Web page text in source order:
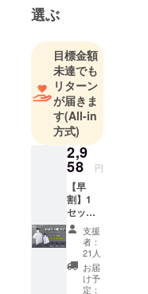
ることが大
これからは
より多くの
方に様々な
分野のテッ
ク製品、面
白い製品及
びオリジナ
ル製品をご
紹介してい
きたいと思
います。皆
様日々の暮
らしが少し
でも豊にな
選ぶ
目標金額
未達でも
リターン
が届きま
す(All-in
方式)
2,9
58 円
【早
割】1
セット
15％OF
F 急速
衣類乾
燥袋 ×1
セット
特典1：
支援
者：
21人
お届
け予
定：